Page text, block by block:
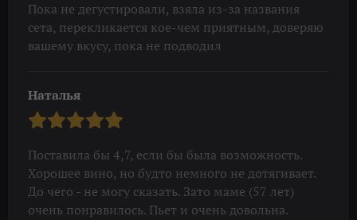
Пока не дегустировали, взяла из-за названия
сета, перекликается кое-чем приятным, доверяю
вашему вкусу, пока не подводил
Наталья
Поставила бы 4,7, если бы была возможность.
Хорошее вино, но будто немного не дотягивает.
До чего - не могу сказать. Зато маме (57 лет)
очень понравилось. Пьет и очень довольна.